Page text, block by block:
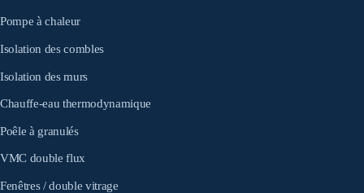
Pompe à chaleur
Isolation des combles
Isolation des murs
Chauffe-eau thermodynamique
Poêle à granulés
VMC double flux
Fenêtres / double vitrage